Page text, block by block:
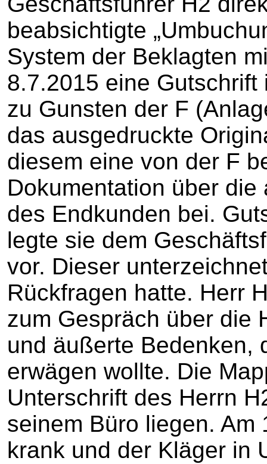
beabsichtigte
System der Beklagten
8.7.2015 eine
zu Gunsten der F
das ausgedruckte
diesem eine von der F
Dokumentation über
des Endkunden bei.
legte sie dem
vor. Dieser
Rückfragen hatte. Herr
zum Gespräch über die
und äußerte Bedenken,
erwägen wollte. Die
Unterschrift des Herrn
seinem Büro liegen. Am
krank und der Kläger in